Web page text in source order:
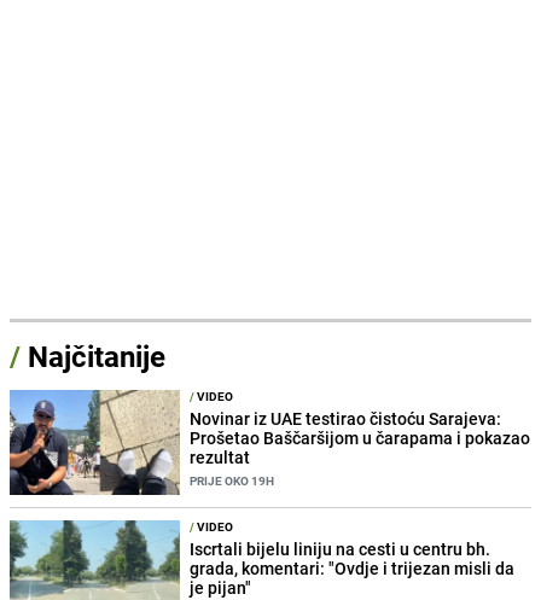
/ Najčitanije
/VIDEO
Novinar iz UAE testirao čistoću Sarajeva:
Prošetao Baščaršijom u čarapama i pokazao
rezultat
PRIJE OKO 19H
/VIDEO
Iscrtali bijelu liniju na cesti u centru bh.
grada, komentari: "Ovdje i trijezan misli da
je pijan"